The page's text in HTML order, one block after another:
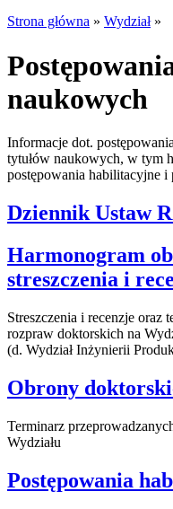
Strona główna » Wydział »
naukowych
Informacje dot.
tytułów naukowych, w tym
postępowania habilitacyjne i
Dziennik Ustaw
Harmonogram
streszczenia i
Streszczenia i recenzje oraz
rozpraw doktorskich na
(d. Wydział Inżynierii
Obrony
Terminarz
Wydziału
Postępowania